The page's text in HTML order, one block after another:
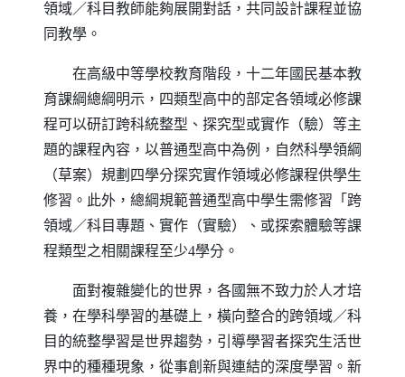
領域／科目教師能夠展開對話，共同設計課程並協
同教學。
在高級中等學校教育階段，十二年國民基本教
育課綱總綱明示，四類型高中的部定各領域必修課
程可以研訂跨科統整型、探究型或實作（驗）等主
題的課程內容，以普通型高中為例，自然科學領綱
（草案）規劃四學分探究實作領域必修課程供學生
修習。此外，總綱規範普通型高中學生需修習「跨
領域／科目專題、實作（實驗）、或探索體驗等課
程類型之相關課程至少4學分。
面對複雜變化的世界，各國無不致力於人才培
養，在學科學習的基礎上，橫向整合的跨領域／科
目的統整學習是世界趨勢，引導學習者探究生活世
界中的種種現象，從事創新與連結的深度學習。新